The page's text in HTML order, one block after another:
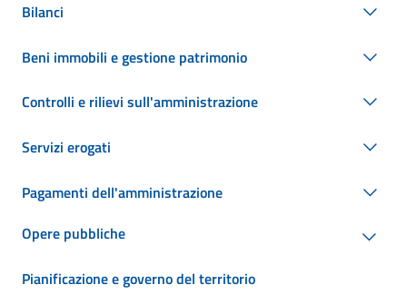
Bilanci
Beni immobili e gestione patrimonio
Controlli e rilievi sull'amministrazione
Servizi erogati
Pagamenti dell'amministrazione
Opere pubbliche
Pianificazione e governo del territorio